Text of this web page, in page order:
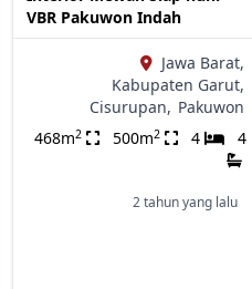
VBR Pakuwon Indah
Jawa Barat,
Kabupaten Garut,
Cisurupan, Pakuwon
468m2 500m2 4 4
2 tahun yang lalu